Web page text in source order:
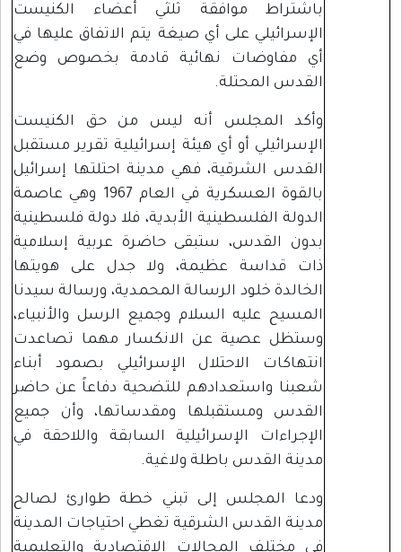
باشتراط موافقة ثلثي أعضاء الكنيست
الإسرائيلي على أي صيغة يتم الاتفاق عليها في
أي مفاوضات نهائية قادمة بخصوص وضع
القدس المحتلة.
وأكد المجلس أنه ليس من حق الكنيست
الإسرائيلي أو أي هيئة إسرائيلية تقرير مستقبل
القدس الشرقية، فهي مدينة احتلتها إسرائيل
بالقوة العسكرية في العام 1967 وهي عاصمة
الدولة الفلسطينية الأبدية، فلا دولة فلسطينية
بدون القدس، ستبقى حاضرة عربية إسلامية
ذات قداسة عظيمة، ولا جدل على هويتها
الخالدة خلود الرسالة المحمدية، ورسالة سيدنا
المسيح عليه السلام وجميع الرسل والأنبياء،
وستظل عصية عن الانكسار مهما تصاعدت
انتهاكات الاحتلال الإسرائيلي بصمود أبناء
شعبنا واستعدادهم للتضحية دفاعاً عن حاضر
القدس ومستقبلها ومقدساتها، وأن جميع
الإجراءات الإسرائيلية السابقة واللاحقة في
مدينة القدس باطلة ولاغية.
ودعا المجلس إلى تبني خطة طوارئ لصالح
مدينة القدس الشرقية تغطي احتياجات المدينة
في مختلف المجالات الاقتصادية والتعليمية